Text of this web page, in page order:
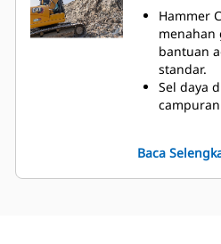
diperkuat
lama
hammer.
Hammer
bantuan
standar.
Sel daya
tahan dan
servis.
Baca